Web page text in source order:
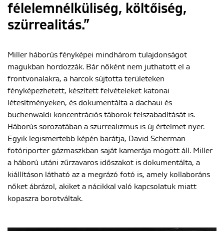
félelemnélküliség, költőiség,
szürrealitás.”
Miller háborús fényképei mindhárom tulajdonságot
magukban hordozzák. Bár nőként nem juthatott el a
frontvonalakra, a harcok sújtotta területeken
fényképezhetett, készített felvételeket katonai
létesítményeken, és dokumentálta a dachaui és
buchenwaldi koncentrációs táborok felszabadítását is.
Háborús sorozatában a szürrealizmus is új értelmet nyer.
Egyik legismertebb képén barátja, David Scherman
fotóriporter gázmaszkban saját kamerája mögött áll. Miller
a háború utáni zűrzavaros időszakot is dokumentálta, a
kiállításon látható az a megrázó fotó is, amely kollaboráns
nőket ábrázol, akiket a nácikkal való kapcsolatuk miatt
kopaszra borotváltak.